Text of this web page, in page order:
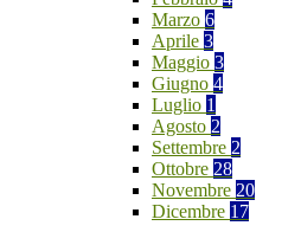
Marzo 6
Aprile 3
Maggio 3
Giugno 4
Luglio 1
Agosto 2
Settembre 2
Ottobre 28
Novembre 20
Dicembre 17